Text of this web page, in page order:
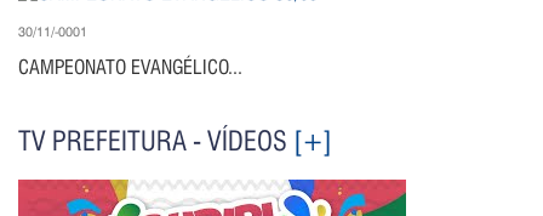
30/11/-0001
CAMPEONATO EVANGÉLICO...
TV PREFEITURA - VÍDEOS [+]